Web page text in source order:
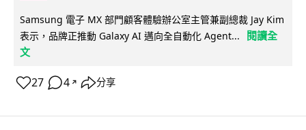
Samsung 電子 MX 部門顧客體驗辦公室主管兼副總裁 Jay Kim
表示，品牌正推動 Galaxy AI 邁向全自動化 Agent...
閱讀全
文
27 4 ↗ 分享